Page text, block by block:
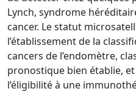
Lynch, syndrome
cancer. Le statut
l’établissement de la
cancers de l’endomètre,
pronostique bien établie,
l’éligibilité à une